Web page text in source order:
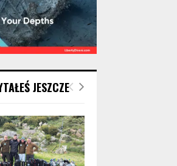
JESZCZE